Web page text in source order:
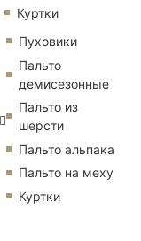
Куртки
Пуховики
Пальто
демисезонные
Пальто из
шерсти
Пальто альпака
Пальто на меху
Куртки